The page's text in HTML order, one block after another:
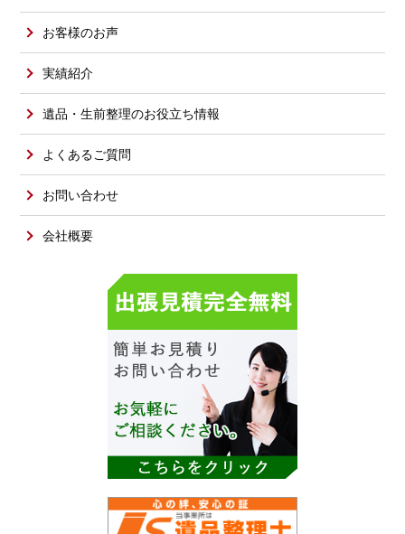
お客様のお声
実績紹介
遺品・生前整理のお役立ち情報
よくあるご質問
お問い合わせ
会社概要